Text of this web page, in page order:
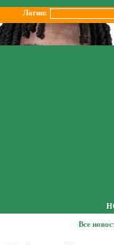
Логин:
Все